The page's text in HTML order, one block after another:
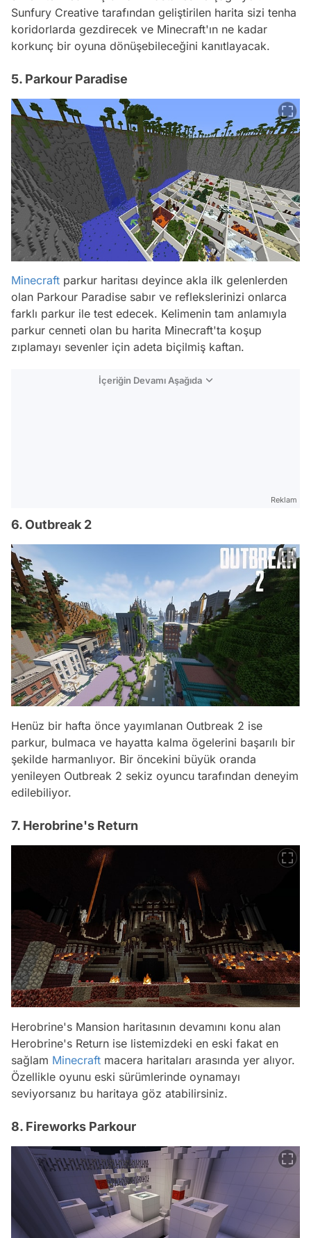
Sunfury Creative tarafından geliştirilen harita sizi tenha
koridorlarda gezdirecek ve Minecraft'ın ne kadar
korkunç bir oyuna dönüşebileceğini kanıtlayacak.
5. Parkour Paradise
Minecraft parkur haritası deyince akla ilk gelenlerden
olan Parkour Paradise sabır ve reflekslerinizi onlarca
farklı parkur ile test edecek. Kelimenin tam anlamıyla
parkur cenneti olan bu harita Minecraft'ta koşup
zıplamayı sevenler için adeta biçilmiş kaftan.
İçeriğin Devamı Aşağıda
Reklam
6. Outbreak 2
Henüz bir hafta önce yayımlanan Outbreak 2 ise
parkur, bulmaca ve hayatta kalma ögelerini başarılı bir
şekilde harmanlıyor. Bir öncekini büyük oranda
yenileyen Outbreak 2 sekiz oyuncu tarafından deneyim
edilebiliyor.
7. Herobrine's Return
Herobrine's Mansion haritasının devamını konu alan
Herobrine's Return ise listemizdeki en eski fakat en
sağlam Minecraft macera haritaları arasında yer alıyor.
Özellikle oyunu eski sürümlerinde oynamayı
seviyorsanız bu haritaya göz atabilirsiniz.
8. Fireworks Parkour